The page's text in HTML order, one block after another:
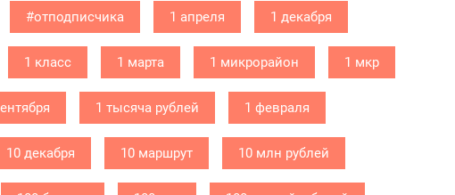
#отподписчика 1 апреля 1 декабря
1 класс 1 марта 1 микрорайон 1 мкр
1 тысяча рублей 1 февраля
10 декабря 10 маршрут 10 млн рублей